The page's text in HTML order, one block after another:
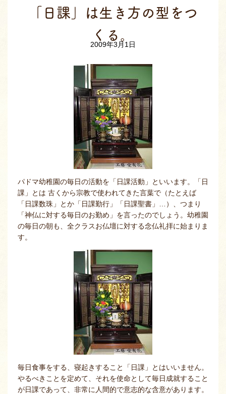
「日課」は生き方の型をつ
くる。
2009年3月1日
パドマ幼稚園の毎日の活動を「日課活動」といいます。「日
課」とは 古くから宗教で使われてきた言葉で（たとえば
「日課数珠」とか「日課勤行」「日課聖書」…）、つまり
「神仏に対する毎日のお勤め」を言ったのでしょう。幼稚園
の毎日の朝も、全クラスお仏壇に対する念仏礼拝に始まりま
す。
毎日食事をする、寝起きすること「日課」とはいいません。
やるべきことを定めて、それを使命として毎日成就すること
が日課であって、非常に人間的で意志的な含意があります。